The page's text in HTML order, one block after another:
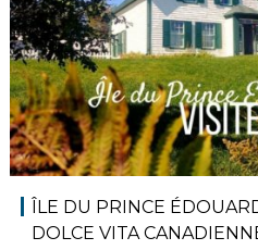
ÎLE DU PRINCE
DOLCE VITA